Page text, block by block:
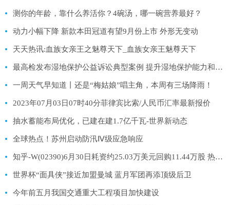
测你的年龄，靠什么养活你？4碗汤，哪一碗营养最好？
动力小幅下降 新款本田冠道有望9月份上市 外形无变动
天天热讯:血族女亲王之魅尊天下_血族女亲王魅尊天下
最高检发布湿地保护公益诉讼典型案例 提升湿地保护能力和水平 快讯
一周天气早知道丨还是“梅姑娘”唱主角，本周有三场降雨！
2023年07月03日07时40分菲律宾比索/人民币汇率最新报价
抽水蓄能布局优化，已建在建1.7亿千瓦-世界新动态
全球热点！苏州启动防汛Ⅳ级应急响应
知乎-W(02390)6月30日耗资约25.03万美元回购11.44万股 热资讯
世界杯“面具侠”接近加盟曼城 蓝月军团再添顶级后卫
今年前五月我国交通重大工程项目加快建设